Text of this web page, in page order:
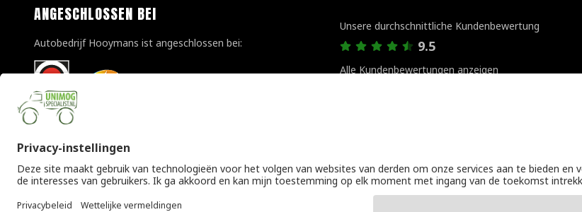
ANGESCHLOSSEN BEI
Autobedrijf Hooymans ist angeschlossen bei:
Unsere durchschnittliche Kundenbewertung
9.5
Alle Kundenbewertungen anzeigen